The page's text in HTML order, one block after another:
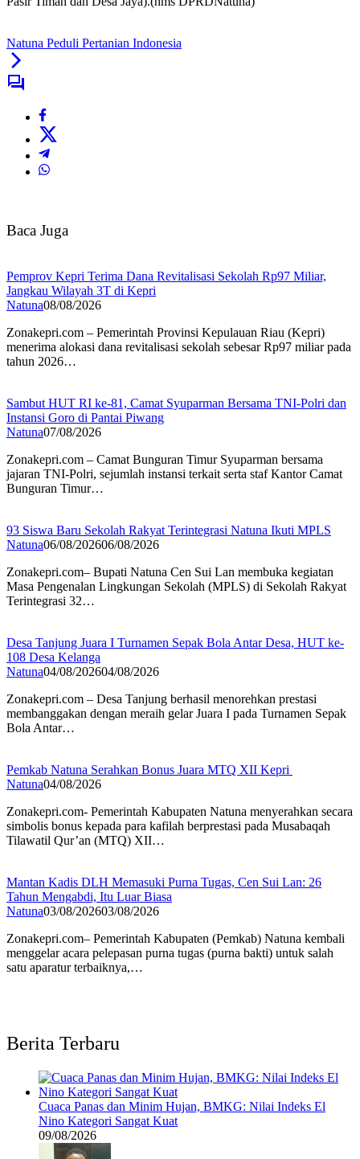
Natuna Peduli Pertanian Indonesia
Baca Juga
Pemprov Kepri Terima Dana Revitalisasi Sekolah Rp97 Miliar,
Jangkau Wilayah 3T di Kepri
Natuna08/08/2026
Zonakepri.com – Pemerintah Provinsi Kepulauan Riau (Kepri)
menerima alokasi dana revitalisasi sekolah sebesar Rp97 miliar pada
tahun 2026…
Sambut HUT RI ke-81, Camat Syuparman Bersama TNI-Polri dan
Instansi Goro di Pantai Piwang
Natuna07/08/2026
Zonakepri.com – Camat Bunguran Timur Syuparman bersama
jajaran TNI-Polri, sejumlah instansi terkait serta staf Kantor Camat
Bunguran Timur…
93 Siswa Baru Sekolah Rakyat Terintegrasi Natuna Ikuti MPLS
Natuna06/08/202606/08/2026
Zonakepri.com– Bupati Natuna Cen Sui Lan membuka kegiatan
Masa Pengenalan Lingkungan Sekolah (MPLS) di Sekolah Rakyat
Terintegrasi 32…
Desa Tanjung Juara I Turnamen Sepak Bola Antar Desa, HUT ke-
108 Desa Kelanga
Natuna04/08/202604/08/2026
Zonakepri.com – Desa Tanjung berhasil menorehkan prestasi
membanggakan dengan meraih gelar Juara I pada Turnamen Sepak
Bola Antar…
Pemkab Natuna Serahkan Bonus Juara MTQ XII Kepri
Natuna04/08/2026
Zonakepri.com- Pemerintah Kabupaten Natuna menyerahkan secara
simbolis bonus kepada para kafilah berprestasi pada Musabaqah
Tilawatil Qur’an (MTQ) XII…
Mantan Kadis DLH Memasuki Purna Tugas, Cen Sui Lan: 26
Tahun Mengabdi, Itu Luar Biasa
Natuna03/08/202603/08/2026
Zonakepri.com– Pemerintah Kabupaten (Pemkab) Natuna kembali
menggelar acara pelepasan purna tugas (purna bakti) untuk salah
satu aparatur terbaiknya,…
Berita Terbaru
Cuaca Panas dan Minim Hujan, BMKG: Nilai Indeks El
Nino Kategori Sangat Kuat
09/08/2026